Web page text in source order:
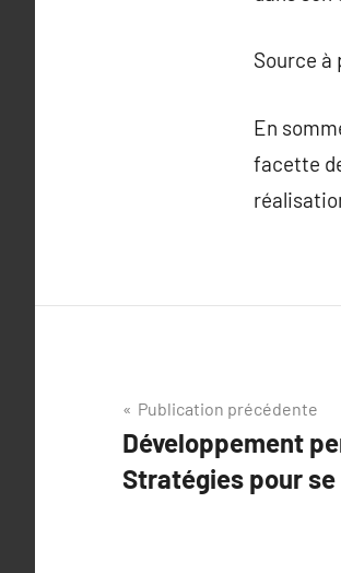
Source à
En
facette
Navigation
de
l’article
Publication précédente
Développement
Stratégies pour